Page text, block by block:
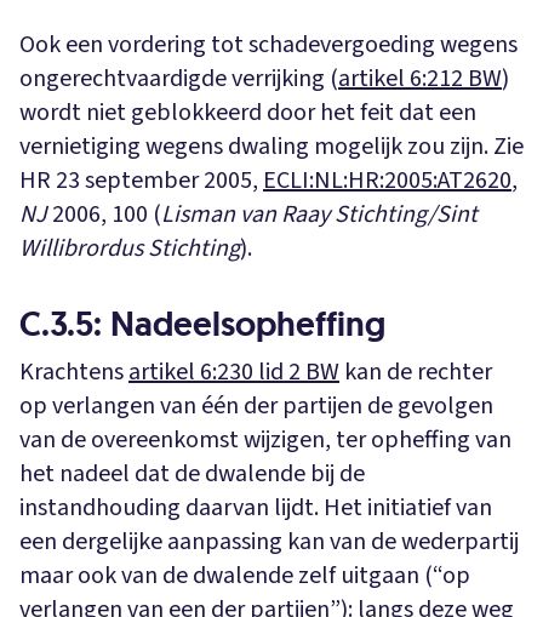
Ook een vordering tot schadevergoeding wegens
ongerechtvaardigde verrijking (artikel 6:212 BW)
wordt niet geblokkeerd door het feit dat een
vernietiging wegens dwaling mogelijk zou zijn. Zie
HR 23 september 2005,ECLI:NL:HR:2005:AT2620,
NJ2006, 100 (Lisman van Raay Stichting/Sint
Willibrordus Stichting).
C.3.5: Nadeelsopheffing
Krachtensartikel 6:230 lid 2 BW kan de rechter
op verlangen van één der partijen de gevolgen
van de overeenkomst wijzigen, ter opheffing van
het nadeel dat de dwalende bij de
instandhouding daarvan lijdt. Het initiatief van
een dergelijke aanpassing kan van de wederpartij
maar ook van de dwalende zelf uitgaan (“op
verlangen van een der partijen”): langs deze weg